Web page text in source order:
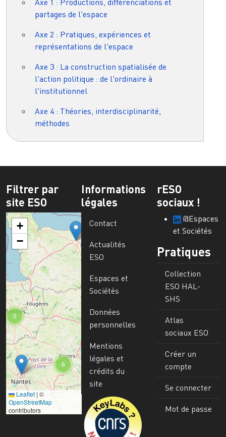
Axe 1 : Productions, différenciations et
partages de l'espace
Axe 2 : Pratiques, expériences et
représentations de l'espace
Axe 3 : La construction spatialisée de
l'action politique : de l'ordinaire à
l'institutionnel
Axe 4 : Théories, interdisciplinarité,
méthodes
Filtrer par
site ESO
6
5
+
−
Leaflet | ©
OpenStreetMap
contributors
Informations
légales
Contact
Actualités
ESO
Espaces et
Sociétés
Données
personnelles
Mentions
légales et
crédits du
site
Image
rESO
sociaux !
@Espaces
et Sociétés
Pratiques
Collection
ESO HAL-
SHS
Atlas
sociaux ESO
Créer un
compte
Se connecter
Mot de passe